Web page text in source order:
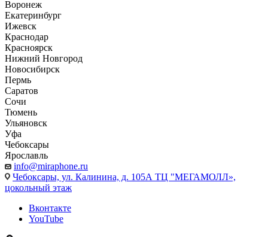
Воронеж
Екатеринбург
Ижевск
Краснодар
Красноярск
Нижний Новгород
Новосибирск
Пермь
Саратов
Сочи
Тюмень
Ульяновск
Уфа
Чебоксары
Ярославль
info@miraphone.ru
Чебоксары, ул. Калинина, д. 105А ТЦ "МЕГАМОЛЛ»,
цокольный этаж
Вконтакте
YouTube